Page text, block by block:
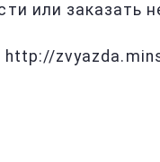
или заказать
http://